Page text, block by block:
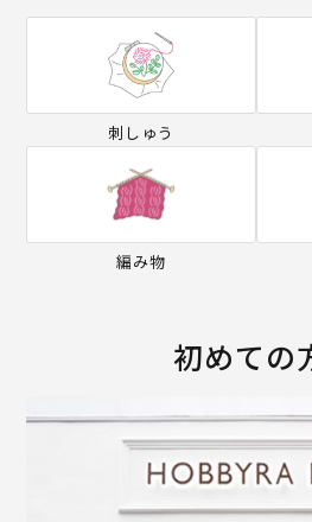
刺しゅう
編み物
初めての